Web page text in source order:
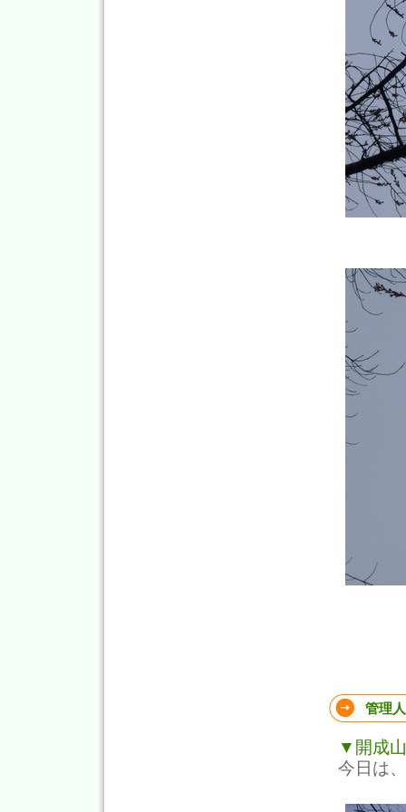
管理
▼開成
今日は